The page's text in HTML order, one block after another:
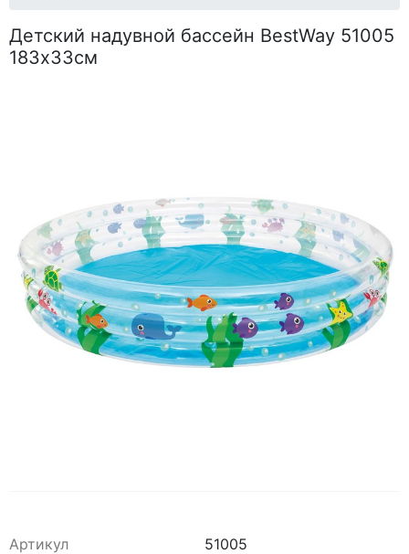
Детский надувной бассейн BestWay 51005
183х33см
Артикул
51005